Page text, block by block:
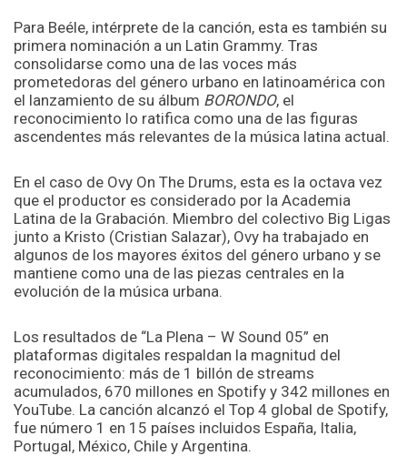
Para Beéle, intérprete de la canción, esta es también su
primera nominación a un Latin Grammy. Tras
consolidarse como una de las voces más
prometedoras del género urbano en latinoamérica con
el lanzamiento de su álbum BORONDO, el
reconocimiento lo ratifica como una de las figuras
ascendentes más relevantes de la música latina actual.
En el caso de Ovy On The Drums, esta es la octava vez
que el productor es considerado por la Academia
Latina de la Grabación. Miembro del colectivo Big Ligas
junto a Kristo (Cristian Salazar), Ovy ha trabajado en
algunos de los mayores éxitos del género urbano y se
mantiene como una de las piezas centrales en la
evolución de la música urbana.
Los resultados de “La Plena – W Sound 05” en
plataformas digitales respaldan la magnitud del
reconocimiento: más de 1 billón de streams
acumulados, 670 millones en Spotify y 342 millones en
YouTube. La canción alcanzó el Top 4 global de Spotify,
fue número 1 en 15 países incluidos España, Italia,
Portugal, México, Chile y Argentina.